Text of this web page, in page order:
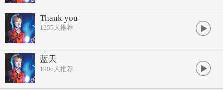
Thank you
1255 人推荐
蓝天
1906 人推荐